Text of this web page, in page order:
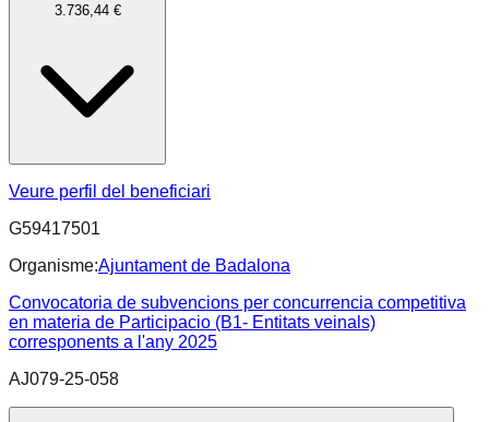
3.736,44 €
Veure perfil del beneficiari
G59417501
Organisme:Ajuntament de Badalona
Convocatoria de subvencions per concurrencia competitiva
en materia de Participacio (B1- Entitats veinals)
corresponents a l'any 2025
AJ079-25-058